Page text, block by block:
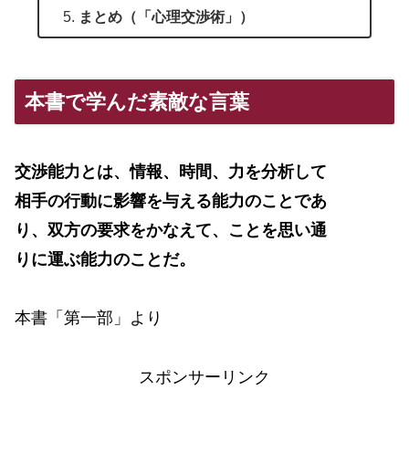
まとめ（「心理交渉術」）
本書で学んだ素敵な言葉
交渉能力とは、情報、時間、力を分析して
相手の行動に影響を与える能力のことであ
り、双方の要求をかなえて、ことを思い通
りに運ぶ能力のことだ。
本書「第一部」より
スポンサーリンク